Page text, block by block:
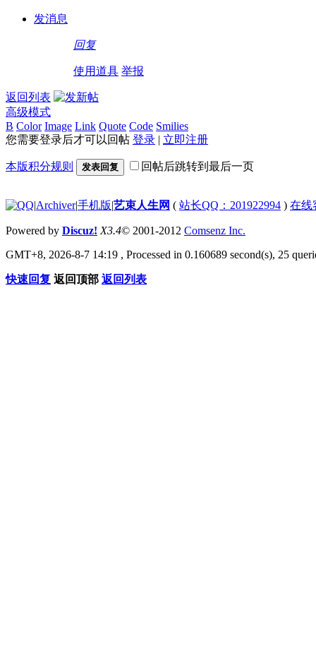
发消息
回复
使用道具 举报
返回列表
高级模式
B Color Image Link Quote Code Smilies
您需要登录后才可以回帖 登录 | 立即注册
本版积分规则 发表回复 回帖后跳转到最后一页
|Archiver|手机版|艺束人生网 ( 站长QQ：201922994 ) 在线
Powered by Discuz! X3.4© 2001-2012 Comsenz Inc.
GMT+8, 2026-8-7 14:19 , Processed in 0.160689 second(s), 25
快速回复 返回顶部 返回列表